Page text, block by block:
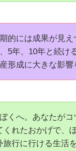
的には成果が見え
5年、10年と続け
形成に大きな影響
ぼくへ。あなたがコ
くれたおかげで、
旅行に行ける生活